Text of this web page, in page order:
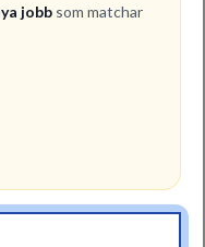
jobb som matchar
tryggt och